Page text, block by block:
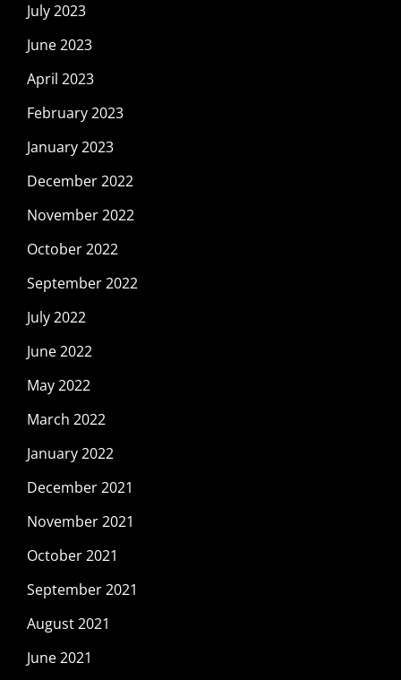
July 2023
June 2023
April 2023
February 2023
January 2023
December 2022
November 2022
October 2022
September 2022
July 2022
June 2022
May 2022
March 2022
January 2022
December 2021
November 2021
October 2021
September 2021
August 2021
June 2021